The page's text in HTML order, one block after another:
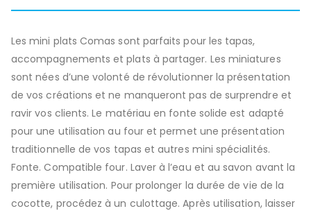
Les mini plats Comas sont parfaits pour les tapas,
accompagnements et plats à partager. Les miniatures
sont nées d’une volonté de révolutionner la présentation
de vos créations et ne manqueront pas de surprendre et
ravir vos clients. Le matériau en fonte solide est adapté
pour une utilisation au four et permet une présentation
traditionnelle de vos tapas et autres mini spécialités.
Fonte. Compatible four. Laver à l’eau et au savon avant la
première utilisation. Pour prolonger la durée de vie de la
cocotte, procédez à un culottage. Après utilisation, laisser